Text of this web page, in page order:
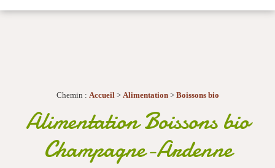
Chemin : Accueil> Alimentation > Boissons bio
Alimentation Boissons bio
Champagne-Ardenne